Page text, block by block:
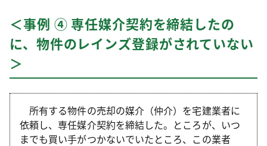
＜事例 ④ 専任媒介契約を締結したの
に、物件のレインズ登録がされていない
＞
所有する物件の売却の媒介（仲介）を宅建業者に
依頼し、専任媒介契約を締結した。ところが、いつ
までも買い手がつかないでいたところ、この業者